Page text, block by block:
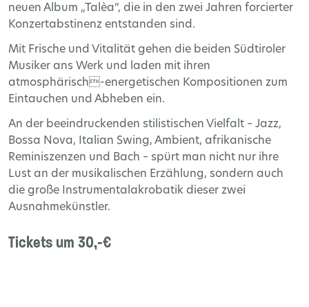
neuen Album „Talèa“, die in den zwei Jahren forcierter
Konzertabstinenz entstanden sind.
Mit Frische und Vitalität gehen die beiden Südtiroler
Musiker ans Werk und laden mit ihren
atmosphärisch-energetischen Kompositionen zum
Eintauchen und Abheben ein.
An der beeindruckenden stilistischen Vielfalt – Jazz,
Bossa Nova, Italian Swing, Ambient, afrikanische
Reminiszenzen und Bach – spürt man nicht nur ihre
Lust an der musikalischen Erzählung, sondern auch
die große Instrumentalakrobatik dieser zwei
Ausnahmekünstler.
Tickets um 30,-€